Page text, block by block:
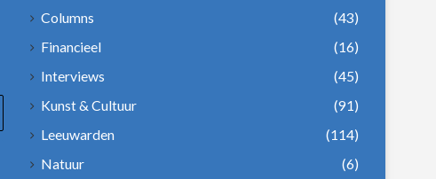
Columns
(43)
Financieel
(16)
Interviews
(45)
Kunst & Cultuur
(91)
Leeuwarden
(114)
Natuur
(6)